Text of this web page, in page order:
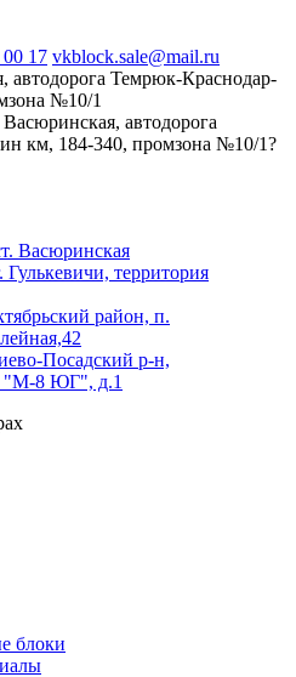
17 vkblock.sale@mail.ru
автодорога Темрюк-Краснодар-
№10/1
автодорога
км, 184-340, промзона №10/1?
Васюринская
территория
район, п.
Посадский р-н,
"М-8 ЮГ", д.1
блоки